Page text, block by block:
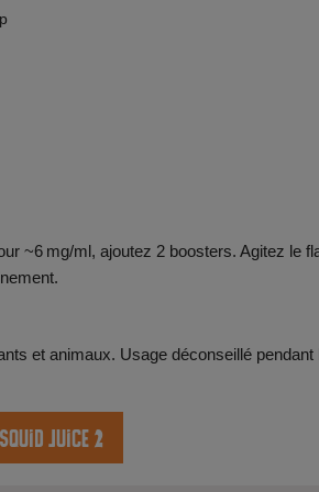
~6 mg/ml, ajoutez 2 boosters. Agitez le
et animaux. Usage déconseillé pendant
Juice 2